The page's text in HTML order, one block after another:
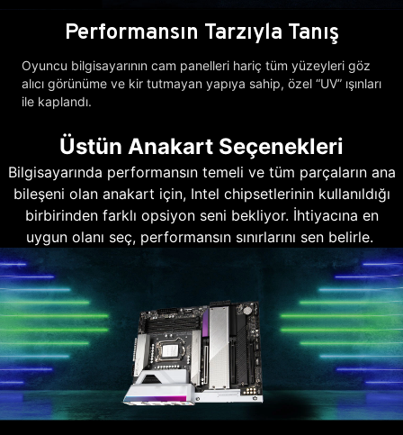
Performansın Tarzıyla Tanış
Oyuncu bilgisayarının cam panelleri hariç tüm yüzeyleri göz
alıcı görünüme ve kir tutmayan yapıya sahip, özel “UV” ışınları
ile kaplandı.
Üstün Anakart Seçenekleri
Bilgisayarında performansın temeli ve tüm parçaların ana
bileşeni olan anakart için, Intel chipsetlerinin kullanıldığı
birbirinden farklı opsiyon seni bekliyor. İhtiyacına en
uygun olanı seç, performansın sınırlarını sen belirle.